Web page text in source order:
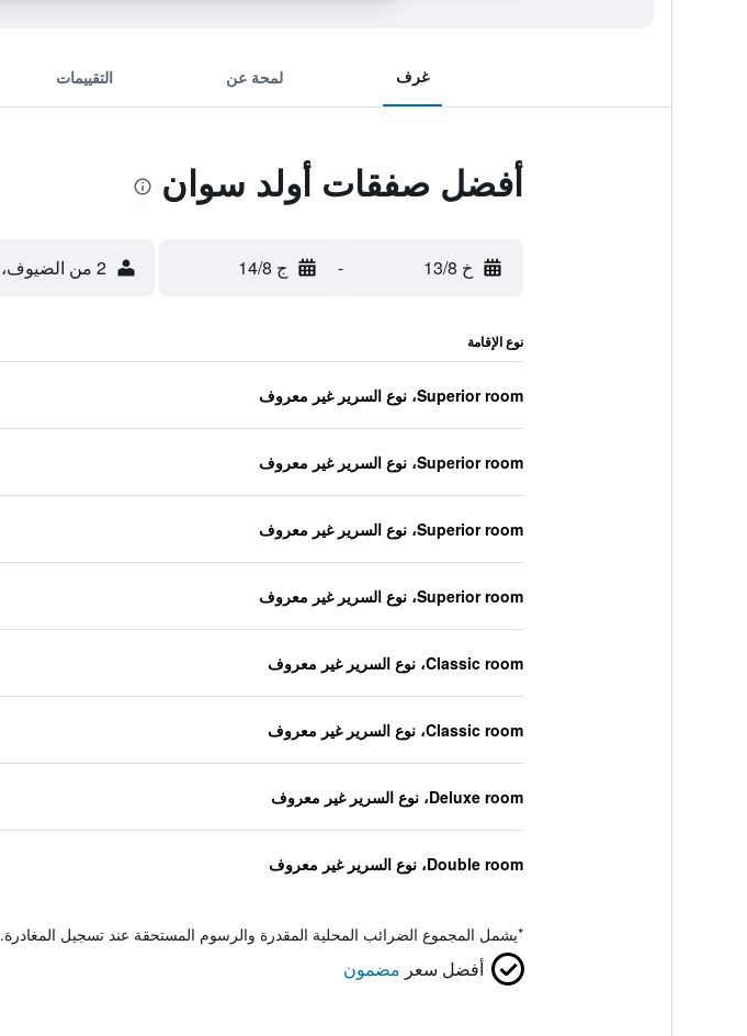
غرف لمحة عن التقييمات
أفضل صفقات أولد سوان
خ 13/8 - ج 14/8 2 من الضيوف، غرفة واحدة
نوع الإقامة
Superior room، نوع السرير غير معروف
Superior room، نوع السرير غير معروف
Superior room، نوع السرير غير معروف
Superior room، نوع السرير غير معروف
Classic room، نوع السرير غير معروف
Classic room، نوع السرير غير معروف
Deluxe room، نوع السرير غير معروف
Double room، نوع السرير غير معروف
*يشمل المجموع الضرائب المحلية المقدرة والرسوم المستحقة عند تسجيل المغادرة.
أفضل سعر مضمون